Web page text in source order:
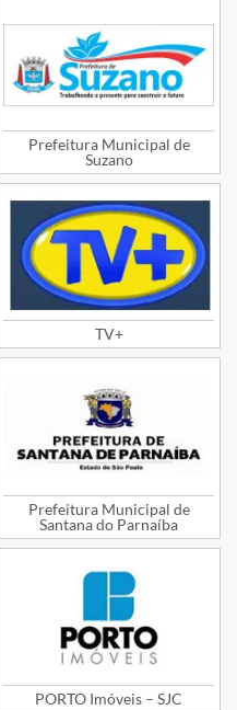
Prefeitura Municipal de
Suzano
TV+
Prefeitura Municipal de
Santana do Parnaíba
PORTO Imóveis – SJC